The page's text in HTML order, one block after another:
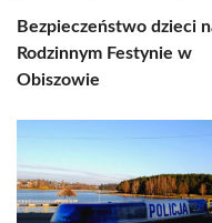
Bezpieczeństwo dzieci
Rodzinnym Festynie w
Obiszowie